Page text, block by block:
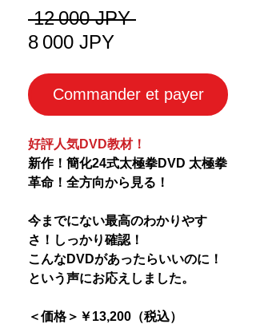
12 000 JPY Prix
8 000 JPYPrix
Commander et payer
好評人気DVD教材！
新作！簡化24式太極拳DVD 太極拳
革命！全方向から見る！
今までにない最高のわかりやす
さ！しっかり確認！
こんなDVDがあったらいいのに！
という声にお応えしました。
＜価格＞ ￥13,200 （税込）